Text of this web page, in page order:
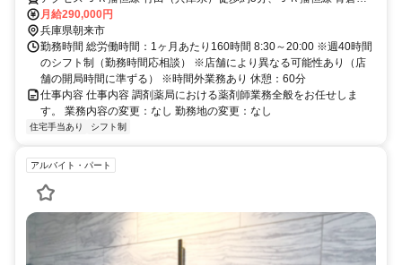
歩約55分、ＪＲ山陰本線 和田山徒歩約72分 JR播但線 竹田駅から徒
歩で5分
月給290,000円
兵庫県朝来市
勤務時間 総労働時間：1ヶ月あたり160時間 8:30～20:00 ※週40時間
のシフト制（勤務時間応相談） ※店舗により異なる可能性あり（店
舗の開局時間に準ずる） ※時間外業務あり 休憩：60分
仕事内容 仕事内容 調剤薬局における薬剤師業務全般をお任せしま
す。 業務内容の変更：なし 勤務地の変更：なし
住宅手当あり シフト制
アルバイト・パート